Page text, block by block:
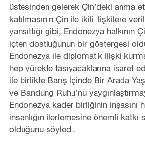
üstesinden gelerek Çin’deki anma
katılmasının Çin ile ikili ilişkilere
yansıttığı gibi, Endonezya halkının
içten dostluğunun bir göstergesi
Endonezya ile diplomatik ilişki
hep yürekte taşıyacaklarına işaret
ile birlikte Barış İçinde Bir Arada
ve Bandung Ruhu’nu
Endonezya kader birliğinin inşasını
insanlığın ilerlemesine önemli katkı
olduğunu söyledi.